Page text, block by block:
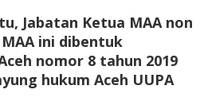
Jabatan Ketua MAA non
ini dibentuk
nomor 8 tahun 2019
hukum Aceh UUPA